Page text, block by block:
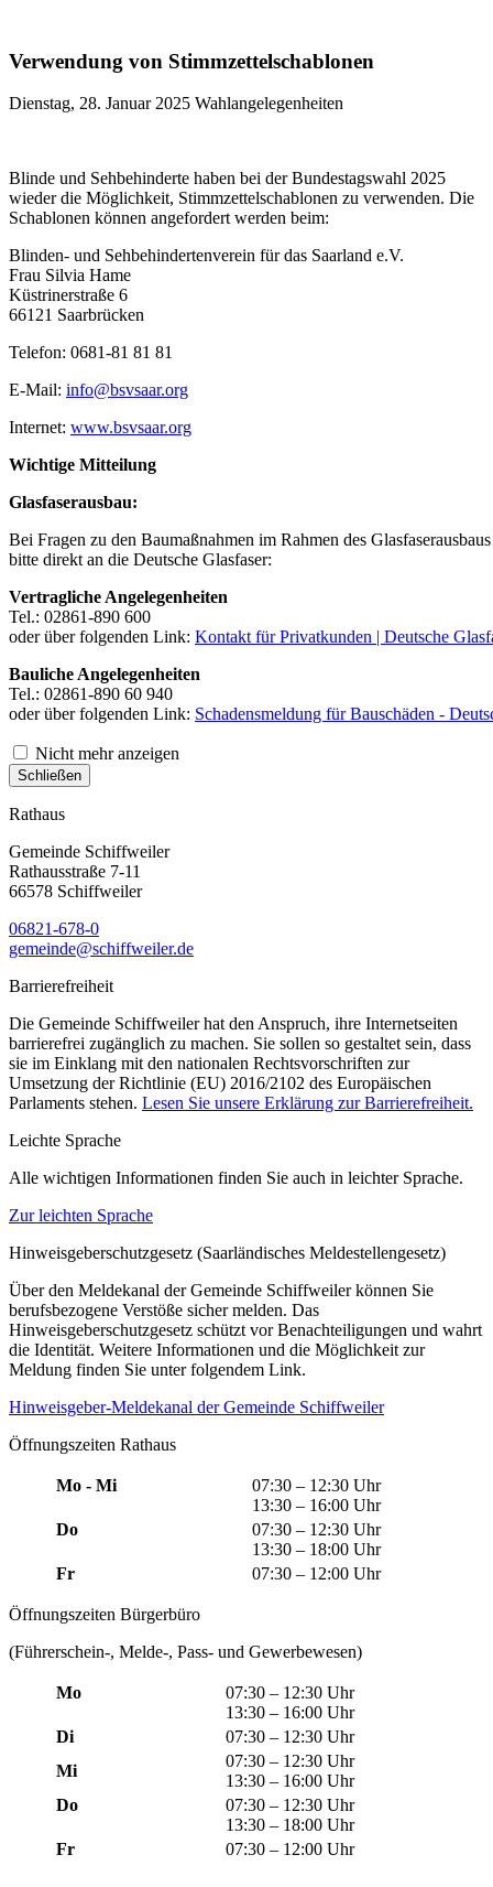
Verwendung von Stimmzettelschablonen
Dienstag, 28. Januar 2025 Wahlangelegenheiten
Blinde und Sehbehinderte haben bei der Bundestagswahl 2025
wieder die Möglichkeit, Stimmzettelschablonen zu verwenden. Die
Schablonen können angefordert werden beim:
Blinden- und Sehbehindertenverein für das Saarland e.V.
Frau Silvia Hame
Küstrinerstraße 6
66121 Saarbrücken
Telefon: 0681-81 81 81
E-Mail: info@bsvsaar.org
Internet: www.bsvsaar.org
Wichtige Mitteilung
Glasfaserausbau:
Bei Fragen zu den Baumaßnahmen im Rahmen des
bitte direkt an die Deutsche Glasfaser:
Vertragliche Angelegenheiten
Tel.: 02861-890 600
oder über folgenden Link: Kontakt für Privatkunden | Deutsche
Bauliche Angelegenheiten
Tel.: 02861-890 60 940
oder über folgenden Link: Schadensmeldung für Bauschäden -
Nicht mehr anzeigen
Schließen
Rathaus
Gemeinde Schiffweiler
Rathausstraße 7-11
66578 Schiffweiler
06821-678-0
gemeinde@schiffweiler.de
Barrierefreiheit
Die Gemeinde Schiffweiler hat den Anspruch, ihre Internetseiten
barrierefrei zugänglich zu machen. Sie sollen so gestaltet sein, dass
sie im Einklang mit den nationalen Rechtsvorschriften zur
Umsetzung der Richtlinie (EU) 2016/2102 des Europäischen
Parlaments stehen. Lesen Sie unsere Erklärung zur Barrierefreiheit.
Leichte Sprache
Alle wichtigen Informationen finden Sie auch in leichter Sprache.
Zur leichten Sprache
Hinweisgeberschutzgesetz (Saarländisches Meldestellengesetz)
Über den Meldekanal der Gemeinde Schiffweiler können Sie
berufsbezogene Verstöße sicher melden. Das
Hinweisgeberschutzgesetz schützt vor Benachteiligungen und wahrt
die Identität. Weitere Informationen und die Möglichkeit zur
Meldung finden Sie unter folgendem Link.
Hinweisgeber-Meldekanal der Gemeinde Schiffweiler
Öffnungszeiten Rathaus
Mo - Mi
07:30 – 12:30 Uhr
13:30 – 16:00 Uhr
Do
07:30 – 12:30 Uhr
13:30 – 18:00 Uhr
Fr
07:30 – 12:00 Uhr
Öffnungszeiten Bürgerbüro
(Führerschein-, Melde-, Pass- und Gewerbewesen)
Mo
07:30 – 12:30 Uhr
13:30 – 16:00 Uhr
Di
07:30 – 12:30 Uhr
Mi
07:30 – 12:30 Uhr
13:30 – 16:00 Uhr
Do
07:30 – 12:30 Uhr
13:30 – 18:00 Uhr
Fr
07:30 – 12:00 Uhr